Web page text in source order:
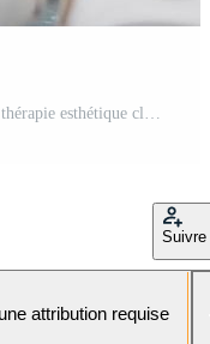
salle d'opération de la clinique médicale, thérapie esthétique clinique de chirurgie de traitement de soins de santé Photo Pro
Suivre
attribution requise